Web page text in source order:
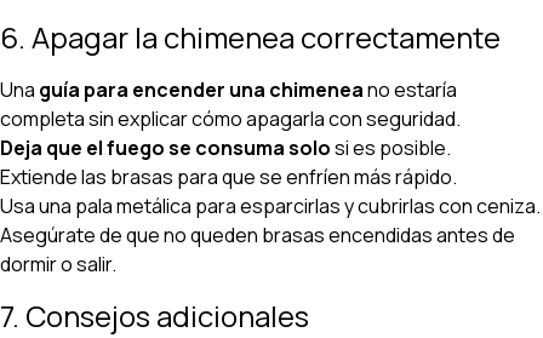
6. Apagar la chimenea correctamente
Una guía para encender una chimeneano estaría
completa sin explicar cómo apagarla con seguridad.
Deja que el fuego se consuma solosi es posible.
Extiende las brasas para que se enfríen más rápido.
Usa una pala metálica para esparcirlas y cubrirlas con ceniza.
Asegúrate de que no queden brasas encendidas antes de
dormir o salir.
7. Consejos adicionales